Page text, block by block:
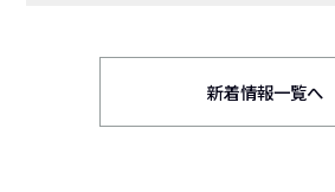
新着情報一覧へ